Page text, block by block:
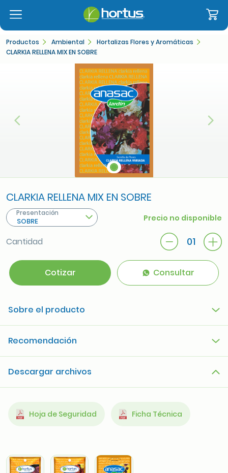
Productos Ambiental
Hortalizas Flores y Aromáticas
CLARKIA RELLENA MIX EN SOBRE
Anterior
CLARKIA RELLENA MIX EN SOBRE
SOBRE
Presentación
Precio no disponible
Cantidad 01
Cotizar Consultar
Sobre el producto
Recomendación
Hoja de Seguridad Ficha Técnica
Descargar archivos